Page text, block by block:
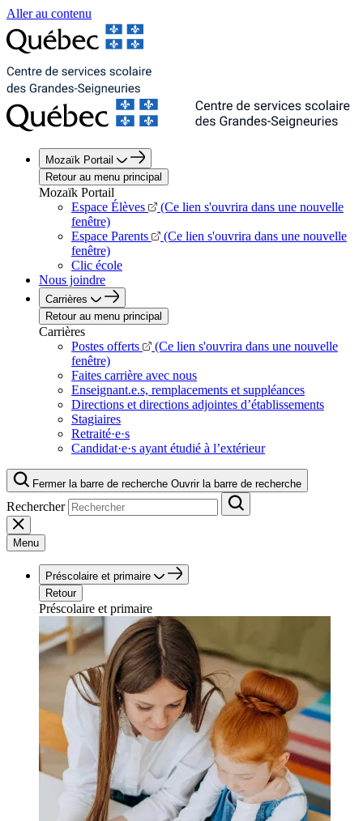
Aller au contenu
Mozaïk Portail
Retour au menu principal
Mozaïk Portail
Espace Élèves
(Ce lien s'ouvrira dans une nouvelle
fenêtre)
Espace Parents
(Ce lien s'ouvrira dans une nouvelle
fenêtre)
Clic école
Nous joindre
Carrières
Retour au menu principal
Carrières
Postes offerts
(Ce lien s'ouvrira dans une nouvelle
fenêtre)
Faites carrière avec nous
Enseignant.e.s, remplacements et suppléances
Directions et directions adjointes d’établissements
Stagiaires
Retraité·e·s
Candidat·e·s ayant étudié à l’extérieur
Fermer la barre de recherche Ouvrir la barre de recherche
Rechercher
Menu
Préscolaire et primaire
Retour
Préscolaire et primaire